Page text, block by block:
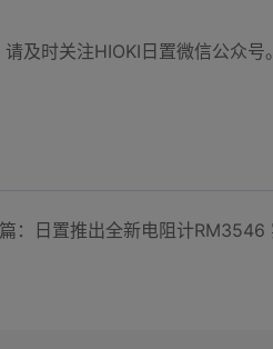
及时关注HIOKI日置微信公众号。